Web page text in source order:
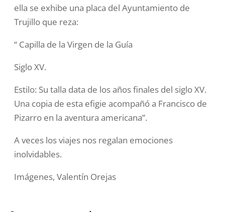
ella se exhibe una placa del Ayuntamiento de
Trujillo que reza:
“ Capilla de la Virgen de la Guía
Siglo XV.
Estilo: Su talla data de los años finales del siglo XV.
Una copia de esta efigie acompañó a Francisco de
Pizarro en la aventura americana”.
A veces los viajes nos regalan emociones
inolvidables.
Imágenes, Valentín Orejas